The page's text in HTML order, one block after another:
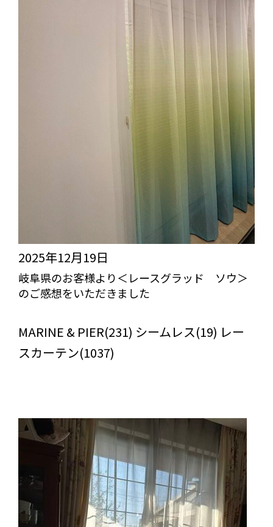
2025年12月19日
岐阜県のお客様より＜レースグラッド ソウ＞
のご感想をいただきました
MARINE & PIER(231) シームレス(19) レー
スカーテン(1037)